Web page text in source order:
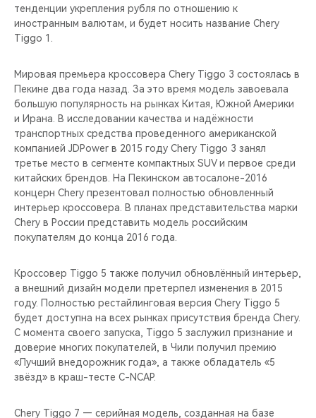
тенденции укрепления рубля по отношению к
иностранным валютам, и будет носить название Chery
Tiggo 1.
Мировая премьера кроссовера Chery Tiggo 3 состоялась в
Пекине два года назад. За это время модель завоевала
большую популярность на рынках Китая, Южной Америки
и Ирана. В исследовании качества и надёжности
транспортных средства проведенного американской
компанией JDPower в 2015 году Chery Tiggo 3 занял
третье место в сегменте компактных SUV и первое среди
китайских брендов. На Пекинском автосалоне-2016
концерн Chery презентовал полностью обновленный
интерьер кроссовера. В планах представительства марки
Chery в России представить модель российским
покупателям до конца 2016 года.
Кроссовер Tiggo 5 также получил обновлённый интерьер,
а внешний дизайн модели претерпел изменения в 2015
году. Полностью рестайлинговая версия Chery Tiggo 5
будет доступна на всех рынках присутствия бренда Chery.
С момента своего запуска, Tiggo 5 заслужил признание и
доверие многих покупателей, в Чили получил премию
«Лучший внедорожник года», а также обладатель «5
звёзд» в краш-тесте C-NCAP.
Chery Tiggo 7 — серийная модель, созданная на базе